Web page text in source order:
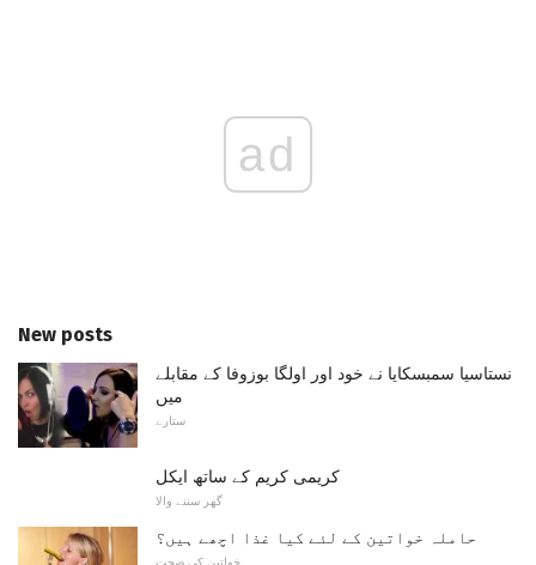
ad
New posts
نستاسیا سمبسکایا نے خود اور اولگا بوزوفا کے مقابلے
میں
ستارے
کریمی کریم کے ساتھ ایکل
گھر سننے والا
حاملہ خواتین کے لئے کیا غذا اچھے ہیں؟